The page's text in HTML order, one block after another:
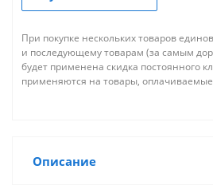
При покупке нескольких товаров
и последующему товарам (за самым
будет применена скидка постоянного
применяются на товары, оплачиваемые
Описание